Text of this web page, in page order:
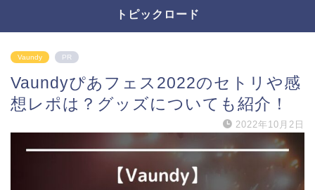
トピックロード
Vaundy PR
Vaundyぴあフェス2022のセトリや感
想レポは？グッズについても紹介！
2022年10月2日